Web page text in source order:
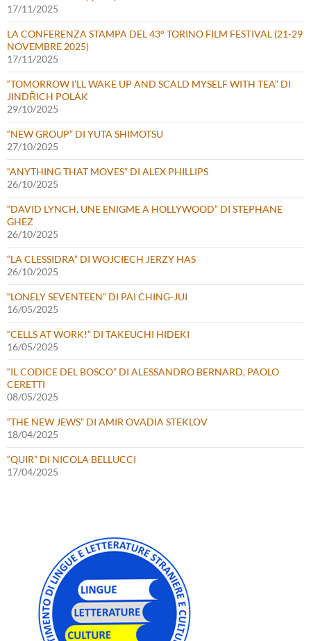
17/11/2025
LA CONFERENZA STAMPA DEL 43° TORINO FILM FESTIVAL (21-29
NOVEMBRE 2025)
17/11/2025
“TOMORROW I’LL WAKE UP AND SCALD MYSELF WITH TEA” DI
JINDŘICH POLÁK
29/10/2025
“NEW GROUP” DI YUTA SHIMOTSU
27/10/2025
“ANYTHING THAT MOVES” DI ALEX PHILLIPS
26/10/2025
“DAVID LYNCH, UNE ENIGME A HOLLYWOOD” DI STEPHANE
GHEZ
26/10/2025
“LA CLESSIDRA” DI WOJCIECH JERZY HAS
26/10/2025
“LONELY SEVENTEEN” DI PAI CHING-JUI
16/05/2025
“CELLS AT WORK!” DI TAKEUCHI HIDEKI
16/05/2025
“IL CODICE DEL BOSCO” DI ALESSANDRO BERNARD, PAOLO
CERETTI
08/05/2025
“THE NEW JEWS” DI AMIR OVADIA STEKLOV
18/04/2025
“QUIR” DI NICOLA BELLUCCI
17/04/2025